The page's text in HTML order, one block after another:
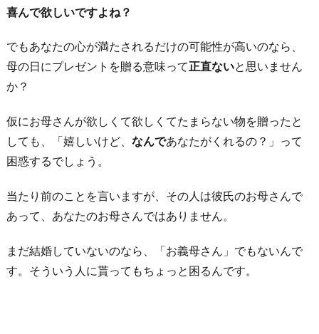
戒
る
か
絶
対
結
婚
し
い
と
喜んで欲しいですよね？
でもあなたの心が満たされるだけの可能性が高いのなら、
母の日にプレゼントを贈る意味って正直ないと思いません
か？
仮にお母さんが欲しくて欲しくてたまらない物を贈ったと
しても、「嬉しいけど、 なんであなたがくれるの？」って
困惑するでしょう。
当たり前のことを言いますが、その人は彼氏のお母さんで
あって、あなたのお母さんではありません。
まだ結婚していないのなら、「お義母さん」でもないんで
す。そういう人に貰ってもちょっと困るんです。